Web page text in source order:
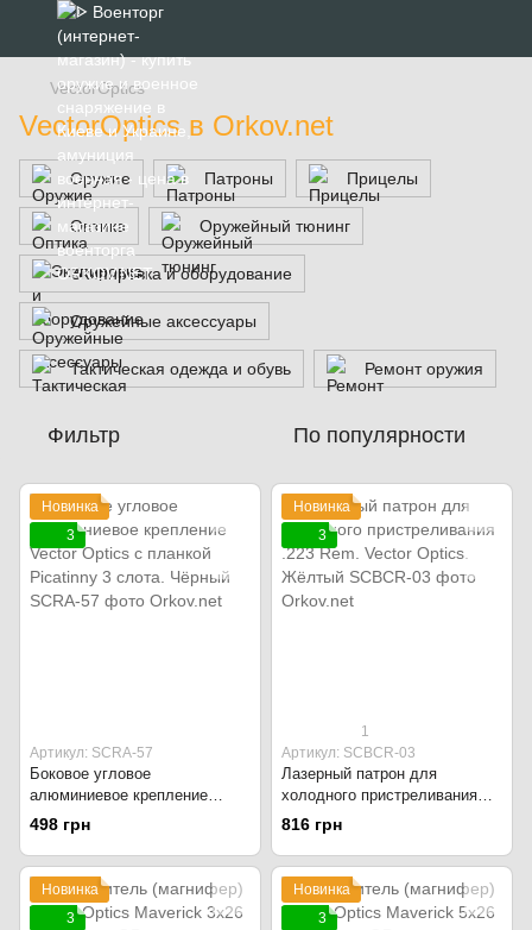
VectorOptics
VectorOptics в Orkov.net
Оружие Патроны Прицелы
Оптика Оружейный тюнинг
Экипировка и оборудование
Оружейные аксессуары
Тактическая одежда и обувь Ремонт оружия
Фильтр По популярности
Новинка
3
Артикул: SCRA-57
Боковое угловое
алюминиевое крепление
Vector Optics с планкой
Picatinny 3 слота. Чёрный
498 грн
Новинка
3
1
Артикул: SCBCR-03
Лазерный патрон для
холодного пристреливания
.223 Rem. Vector Optics.
Жёлтый
816 грн
Новинка
3
Новинка
3